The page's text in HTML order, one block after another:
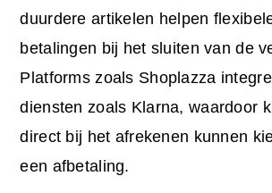
duurdere artikelen helpen
betalingen bij het sluiten van de
Platforms zoals Shoplazza
diensten zoals Klarna, waardoor
direct bij het afrekenen kunnen
een afbetaling.